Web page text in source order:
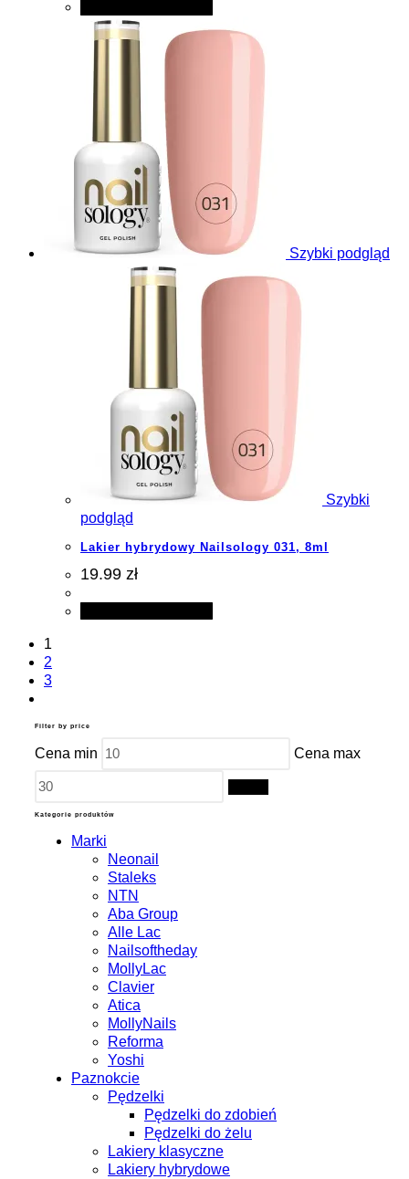
Szybki podgląd
Szybki
podgląd
Lakier hybrydowy Nailsology 031, 8ml
19.99 zł
1
2
3
Filter by price
Cena min Cena max
Kategorie produktów
Marki
Neonail
Staleks
NTN
Aba Group
Alle Lac
Nailsoftheday
MollyLac
Clavier
Atica
MollyNails
Reforma
Yoshi
Paznokcie
Pędzelki
Pędzelki do zdobień
Pędzelki do żelu
Lakiery klasyczne
Lakiery hybrydowe